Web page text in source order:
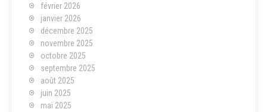
février 2026
janvier 2026
décembre 2025
novembre 2025
octobre 2025
septembre 2025
août 2025
juin 2025
mai 2025